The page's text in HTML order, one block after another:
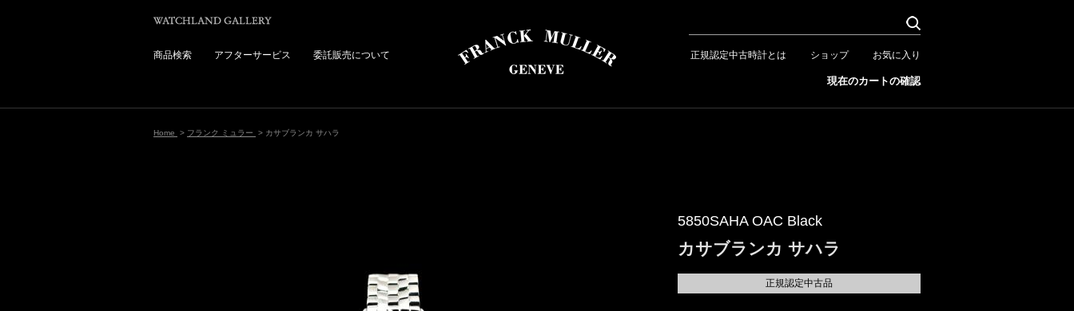
商品検索 アフターサービス 委託販売について 正規認定中古時計とは ショップ お気に入り
現在のカートの確認
Home > フランク ミュラー > カサブランカ サハラ
5850SAHA OAC Black
カサブランカ サハラ
正規認定中古品